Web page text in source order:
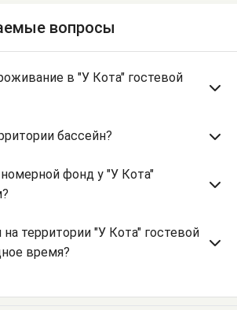
вопросы
в "У Кота" гостевой
бассейн?
фонд у "У Кота"
территории "У Кота" гостевой
время?